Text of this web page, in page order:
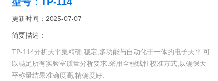
更新时间：2025-07-07
简要描述：
TP-114分析天平集精确,稳定,多功能与自动化于一体的电子天平.可
以满足所有实验室质量分析要求.采用全程线性校准方式,以确保天
平称量结果准确度高,精确度好.